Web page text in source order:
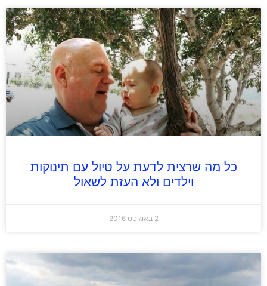
כל מה שרצית לדעת על טיול עם תינוקות
וילדים ולא העזת לשאול
2 באוגוסט 2016